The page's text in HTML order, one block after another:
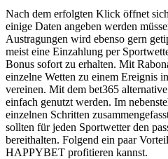
Nach dem erfolgten Klick öffnet
einige Daten angeben werden
Austragungen wird ebenso gern
meist eine Einzahlung per
Bonus sofort zu erhalten. Mit
einzelne Wetten zu einem Ereignis
vereinen. Mit dem bet365
einfach genutzt werden. Im
einzelnen Schritten
sollten für jeden Sportwetter den
bereithalten. Folgend ein paar
HAPPYBET profitieren kannst.